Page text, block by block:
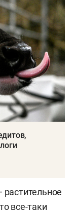
растительное
все-таки